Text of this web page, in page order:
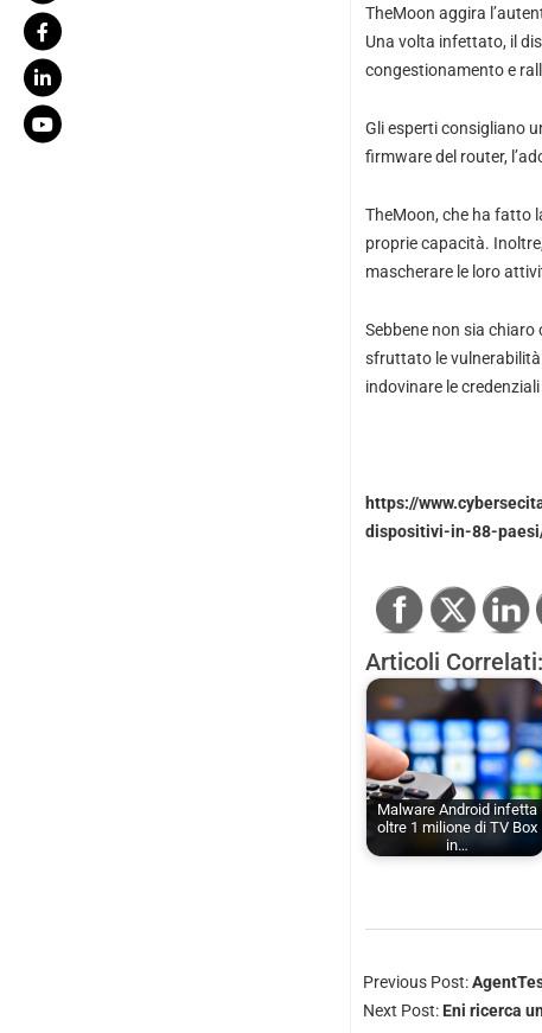
TheMoon aggira
Una volta infettato, il
congestionamento e
Gli esperti consigliano
firmware del router,
TheMoon, che ha fatto
proprie capacità.
mascherare le loro
Sebbene non sia
sfruttato le
indovinare le
https://
dispositivi-in-88-
Articoli Correlati:
Malware Android infetta
oltre 1 milione di TV Box
in…
Previous Post:
Next Post: Eni ricerca